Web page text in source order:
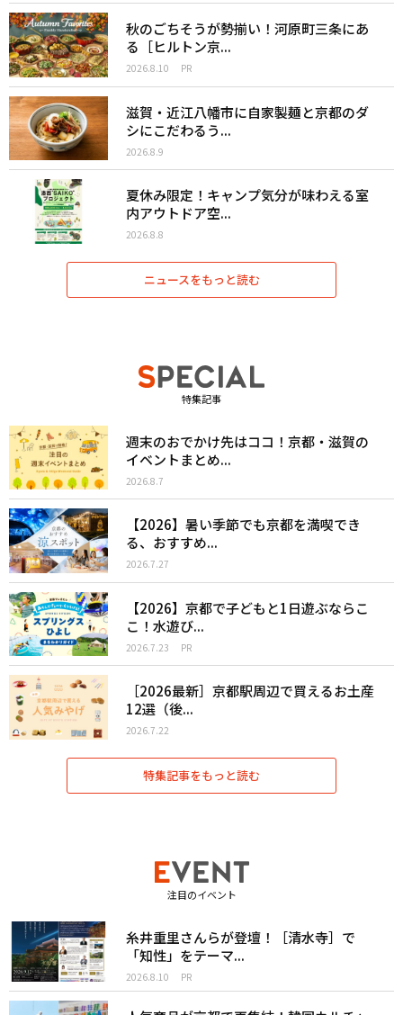
秋のごちそうが勢揃い！河原町三条にあ
る［ヒルトン京...
2026.8.10 PR
滋賀・近江八幡市に自家製麺と京都のダ
シにこだわるう...
2026.8.9
夏休み限定！キャンプ気分が味わえる室
内アウトドア空...
2026.8.8
ニュースをもっと読む
特集記事
週末のおでかけ先はココ！京都・滋賀の
イベントまとめ...
2026.8.7
【2026】暑い季節でも京都を満喫でき
る、おすすめ...
2026.7.27
【2026】京都で子どもと1日遊ぶならこ
こ！水遊び...
2026.7.23 PR
［2026最新］京都駅周辺で買えるお土産
12選（後...
2026.7.22
特集記事をもっと読む
注目のイベント
糸井重里さんらが登壇！［清水寺］で
「知性」をテーマ...
2026.8.10 PR